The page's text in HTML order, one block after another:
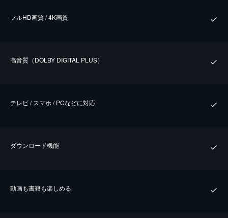
フルHD画質 / 4K画質
⾼⾳質（DOLBY DIGITAL PLUS）
テレビ / スマホ / PCなどに対応
ダウンロード機能
動画も書籍も楽しめる